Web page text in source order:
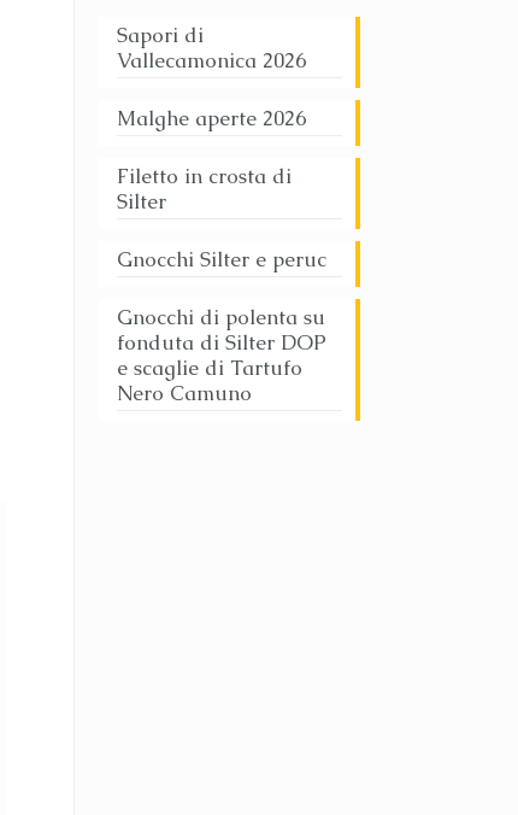
Sapori di
Vallecamonica 2026
Malghe aperte 2026
Filetto in crosta di
Silter
Gnocchi Silter e peruc
Gnocchi di polenta su
fonduta di Silter DOP
e scaglie di Tartufo
Nero Camuno